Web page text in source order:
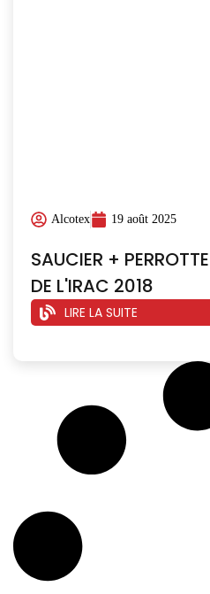
Alcotex 19 août 2025
SAUCIER +
DE L'IRAC 2018
LIRE LA SUITE